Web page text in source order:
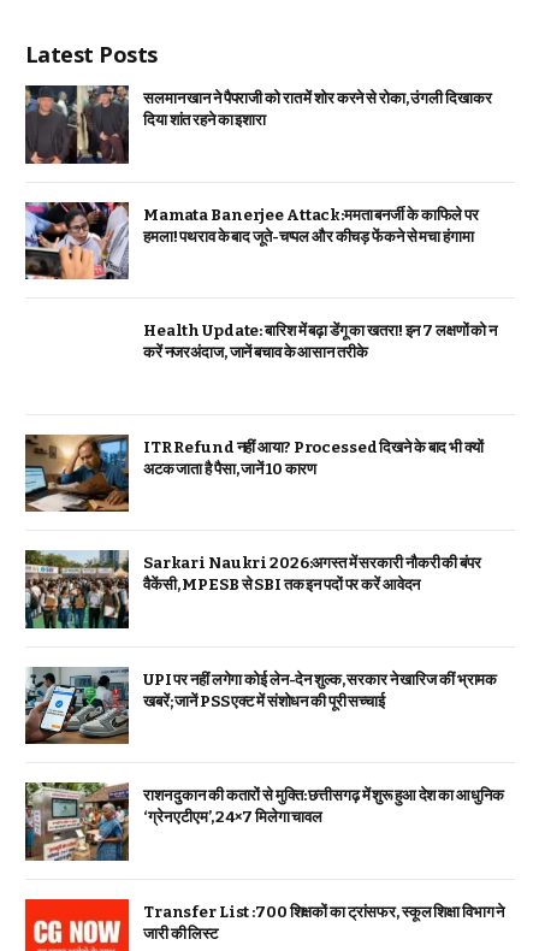
Latest Posts
सलमान खान ने पैपराजी को रात में शोर करने से रोका, उंगली दिखाकर
दिया शांत रहने का इशारा
Mamata Banerjee Attack:ममता बनर्जी के काफिले पर
हमला! पथराव के बाद जूते-चप्पल और कीचड़ फेंकने से मचा हंगामा
Health Update: बारिश में बढ़ा डेंगू का खतरा! इन 7 लक्षणों को न
करें नजरअंदाज, जानें बचाव के आसान तरीके
ITR Refund नहीं आया? Processed दिखने के बाद भी क्यों
अटक जाता है पैसा, जानें 10 कारण
Sarkari Naukri 2026:अगस्त में सरकारी नौकरी की बंपर
वैकेंसी, MPESB से SBI तक इन पदों पर करें आवेदन
UPI पर नहीं लगेगा कोई लेन-देन शुल्क, सरकार ने खारिज कीं भ्रामक
खबरें; जानें PSS एक्ट में संशोधन की पूरी सच्चाई
राशन दुकान की कतारों से मुक्ति: छत्तीसगढ़ में शुरू हुआ देश का आधुनिक
‘ग्रेन एटीएम’, 24×7 मिलेगा चावल
Transfer List :700 शिक्षकों का ट्रांसफर, स्कूल शिक्षा विभाग ने
जारी की लिस्ट